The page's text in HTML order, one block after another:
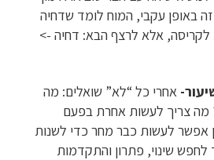
באופן עקבי, המוח לומד שדחיה
לקריסה, אלא לרצף הבא: דחיה ->
אחרי כל “לא” שואלים: מה
מה צריך לעשות אחרת בפעם
אפשר לעשות כבר מחר כדי לשנות
שינוי, פתרון והתקדמות